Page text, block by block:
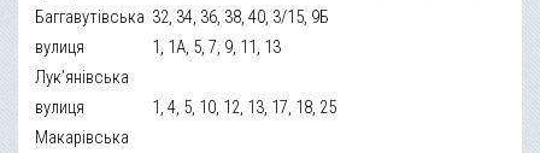
Баггавутівська 32, 34, 36, 38, 40, 3/15, 9Б
вулиця
Лук’янівська
1, 1А, 5, 7, 9, 11, 13
вулиця
Макарівська
1, 4, 5, 10, 12, 13, 17, 18, 25